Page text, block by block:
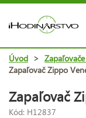
Úvod > Zapaľovače
Zapaľovač Zippo
Zapaľovač
Kód: H12837